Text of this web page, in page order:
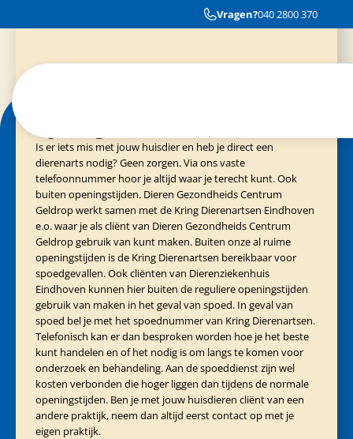
Vragen?040 2800 370
Heel goed geholpen zoals altijd.
Cliënten van Evidensia praktijken
Is er iets mis met jouw huisdier en heb je direct een
dierenarts nodig? Geen zorgen. Via ons vaste
telefoonnummer hoor je altijd waar je terecht kunt. Ook
buiten openingstijden. Dieren Gezondheids Centrum
Geldrop werkt samen met de Kring Dierenartsen Eindhoven
e.o. waar je als cliënt van Dieren Gezondheids Centrum
Geldrop gebruik van kunt maken. Buiten onze al ruime
openingstijden is de Kring Dierenartsen bereikbaar voor
spoedgevallen. Ook cliënten van Dierenziekenhuis
Eindhoven kunnen hier buiten de reguliere openingstijden
gebruik van maken in het geval van spoed. In geval van
spoed bel je met het spoednummer van Kring Dierenartsen.
Telefonisch kan er dan besproken worden hoe je het beste
kunt handelen en of het nodig is om langs te komen voor
onderzoek en behandeling. Aan de spoeddienst zijn wel
kosten verbonden die hoger liggen dan tijdens de normale
openingstijden. Ben je met jouw huisdieren cliënt van een
andere praktijk, neem dan altijd eerst contact op met je
eigen praktijk.